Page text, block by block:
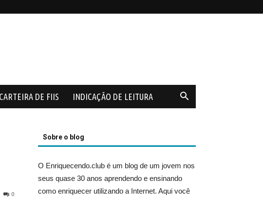
CARTEIRA DE FIIS INDICAÇÃO DE LEITURA
0
Sobre o blog
O Enriquecendo.club é um blog de um jovem nos
seus quase 30 anos aprendendo e ensinando
como enriquecer utilizando a Internet. Aqui você